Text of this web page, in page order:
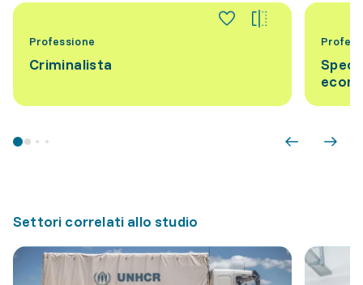
Professione
Criminalista
Settori correlati allo studio